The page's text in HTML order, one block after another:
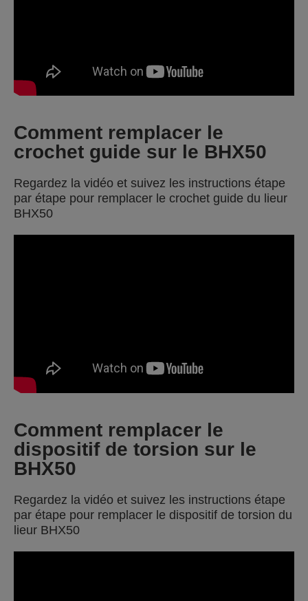
Comment remplacer le
crochet guide sur le BHX50
Regardez la vidéo et suivez les instructions étape
par étape pour remplacer le crochet guide du lieur
BHX50
Comment remplacer le
dispositif de torsion sur le
BHX50
Regardez la vidéo et suivez les instructions étape
par étape pour remplacer le dispositif de torsion du
lieur BHX50